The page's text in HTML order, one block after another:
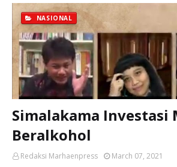
NASIONAL
Simalakama Investasi
Beralkohol
Redaksi Marhaenpress March 07, 2021